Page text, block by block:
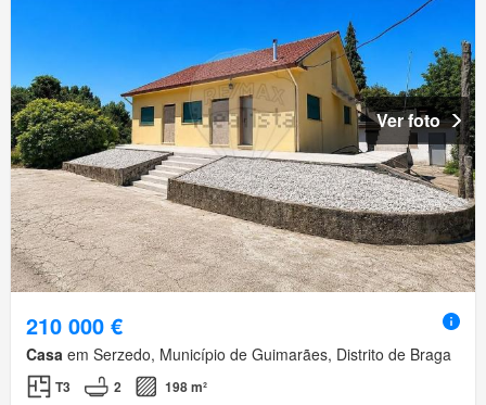
Ver foto
210 000 €
Casa em Serzedo, Município de Guimarães, Distrito de Braga
T3 2
198 m²